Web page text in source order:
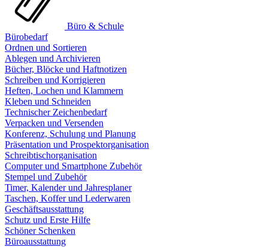
Büro & Schule
Bürobedarf
Ordnen und Sortieren
Ablegen und Archivieren
Bücher, Blöcke und Haftnotizen
Schreiben und Korrigieren
Heften, Lochen und Klammern
Kleben und Schneiden
Technischer Zeichenbedarf
Verpacken und Versenden
Konferenz, Schulung und Planung
Präsentation und Prospektorganisation
Schreibtischorganisation
Computer und Smartphone Zubehör
Stempel und Zubehör
Timer, Kalender und Jahresplaner
Taschen, Koffer und Lederwaren
Geschäftsausstattung
Schutz und Erste Hilfe
Schöner Schenken
Büroausstattung